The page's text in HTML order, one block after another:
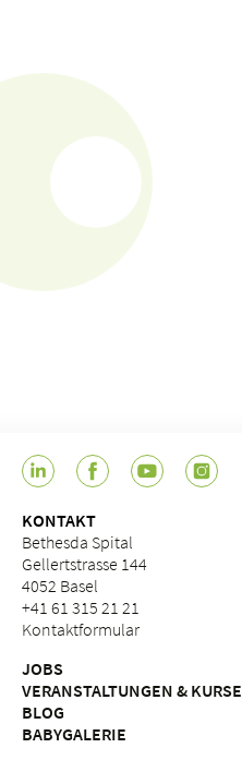
KONTAKT
Bethesda Spital
Gellertstrasse 144
4052 Basel
+41 61 315 21 21
Kontaktformular
JOBS
VERANSTALTUNGEN & KURSE
BLOG
BABYGALERIE